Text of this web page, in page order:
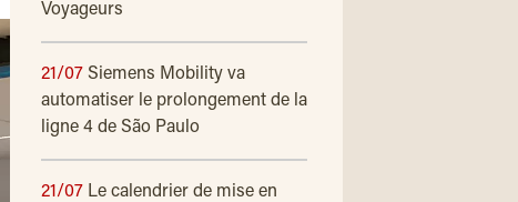
Voyageurs
21/07 Siemens Mobility va
automatiser le prolongement de la
ligne 4 de São Paulo
21/07 Le calendrier de mise en